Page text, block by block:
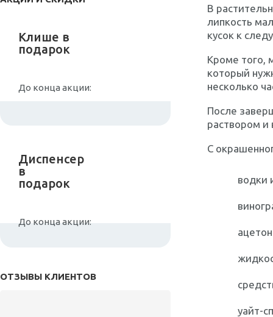
Клише в
подарок
До конца акции:
Диспенсер
в
подарок
До конца акции:
ОТЗЫВЫ КЛИЕНТОВ
В
липкость
кусок к
Кроме того,
который
несколько
После
раствором и
С
водки
уайт-